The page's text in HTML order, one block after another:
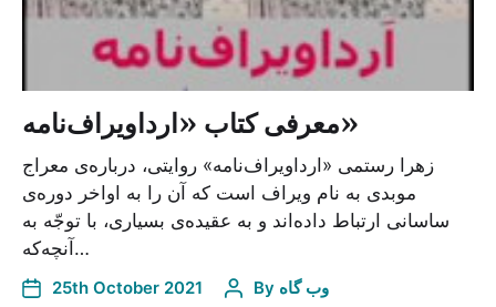
معرفی کتاب «ارداویراف‌نامه»
زهرا رستمی «ارداویراف‌نامه» روایتی، درباره‌ی معراج
موبدی به نام ویراف است که آن را به اواخر دوره‌ی
ساسانی ارتباط داده‌اند و به عقیده‌ی بسیاری، با توجّه به
آنچه‌که…
25th October 2021 By وب گاه